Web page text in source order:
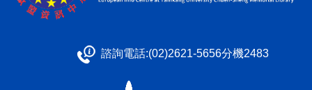
諮詢電話:(02)2621-5656分機2483